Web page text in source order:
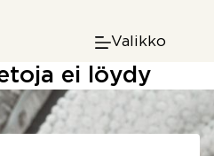
Valikko
ei löydy